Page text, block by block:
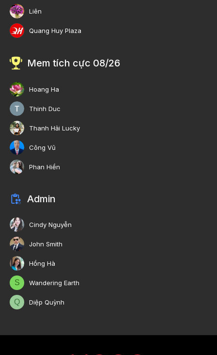
Liên
Quang Huy Plaza
Mem tích cực 08/26
Hoang Ha
Thinh Duc
Thanh Hải Lucky
Công Vũ
Phan Hiền
Admin
Cindy Nguyễn
John Smith
Hồng Hà
S Wandering Earth
Q Diệp Quỳnh